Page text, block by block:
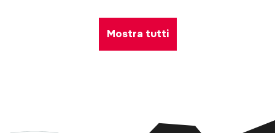
Mostra tutti